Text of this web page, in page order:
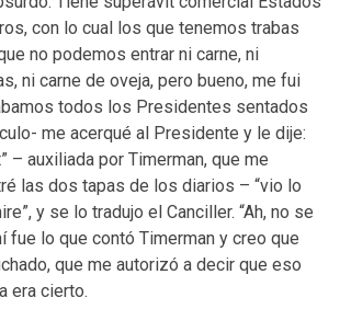
con lo cual los que tenemos trabas
no podemos entrar ni carne, ni
ni carne de oveja, pero bueno, me fui
todos los Presidentes sentados
me acerqué al Presidente y le dije:
– auxiliada por Timerman, que me
las dos tapas de los diarios – “vio lo
y se lo tradujo el Canciller. “Ah, no se
fue lo que contó Timerman y creo que
que me autorizó a decir que eso
era cierto.